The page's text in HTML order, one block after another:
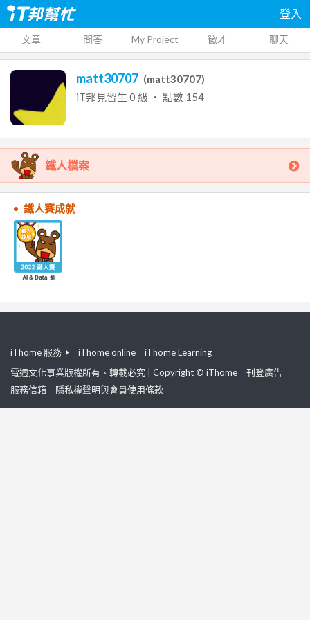
登入
文章 問答 My Project 徵才 聊天
matt30707 (matt30707)
iT邦見習生 0 級 ‧ 點數 154
鐵人檔案
鐵人賽成就
iThome 服務 iThome online
iThome Learning
電週文化事業版權所有、轉載必究 | Copyright © iThome
刊登廣告
服務信箱
隱私權聲明與會員使用條款